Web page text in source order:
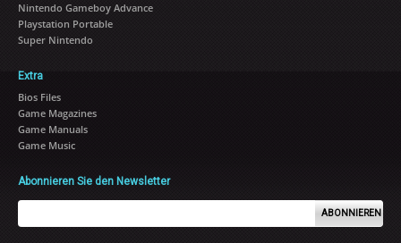
Nintendo Gameboy Advance
Playstation Portable
Super Nintendo
Extra
Bios Files
Game Magazines
Game Manuals
Game Music
Abonnieren Sie den Newsletter
ABONNIEREN